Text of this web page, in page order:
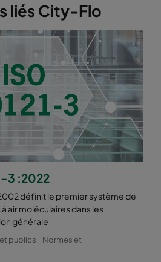
liés City-Flo
3 :2022
définit le premier système de
air moléculaires dans les
générale
publics
Normes et